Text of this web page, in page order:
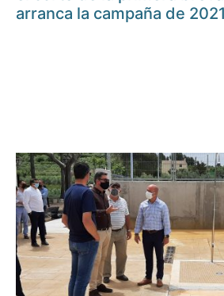
arranca la campaña de 2021